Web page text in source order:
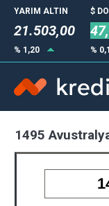
YARIM ALTIN
21.503,00
% 1,20
$
%
1495